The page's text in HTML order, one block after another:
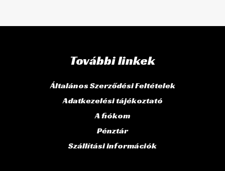
További linkek
Általános Szerződési Feltételek
Adatkezelési tájékoztató
A fiókom
Pénztár
Szállítási információk